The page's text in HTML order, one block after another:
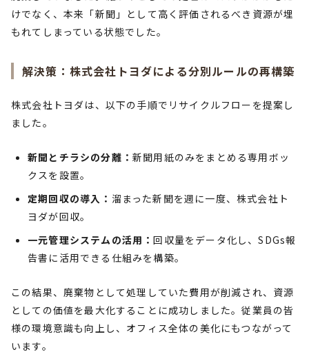
けでなく、本来「新聞」として高く評価されるべき資源が埋
もれてしまっている状態でした。
解決策：株式会社トヨダによる分別ルールの再構築
株式会社トヨダは、以下の手順でリサイクルフローを提案し
ました。
新聞とチラシの分離： 新聞用紙のみをまとめる専用ボッ
クスを設置。
定期回収の導入： 溜まった新聞を週に一度、株式会社ト
ヨダが回収。
一元管理システムの活用：回収量をデータ化し、SDGs報
告書に活用できる仕組みを構築。
この結果、廃棄物として処理していた費用が削減され、資源
としての価値を最大化することに成功しました。従業員の皆
様の環境意識も向上し、オフィス全体の美化にもつながって
います。